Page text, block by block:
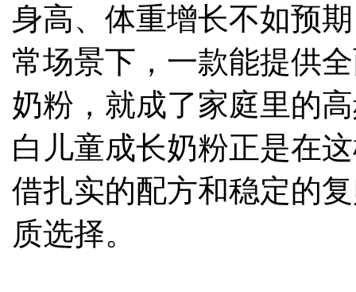
身高、体重增长不如预
常场景下，一款能提供
奶粉，就成了家庭里的
白儿童成长奶粉正是在
借扎实的配方和稳定的
质选择。